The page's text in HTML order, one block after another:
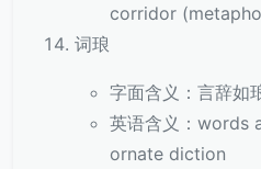
corridor
词琅
字面含义：言辞如
英语含义：words
ornate diction